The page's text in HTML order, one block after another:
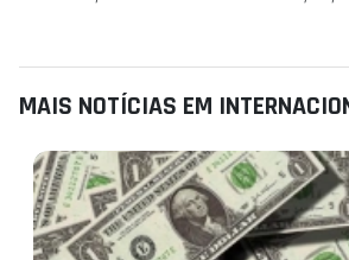
MAIS NOTÍCIAS EM